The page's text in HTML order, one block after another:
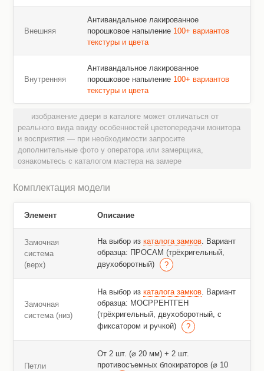
Внешняя
Антивандальное лакированное
порошковое напыление 100+ вариантов
текстуры и цвета
Внутренняя
Антивандальное лакированное
порошковое напыление 100+ вариантов
текстуры и цвета
изображение двери в каталоге может отличаться от
реального вида ввиду особенностей цветопередачи монитора
и восприятия — при необходимости запросите
дополнительные фото у оператора или замерщика,
ознакомьтесь с каталогом мастера на замере
Комплектация модели
Элемент Описание
Замочная
система
(верх)
На выбор из каталога замков. Вариант
образца: ПРОСАМ (трёхригельный,
двухоборотный)
Замочная
система (низ)
На выбор из каталога замков. Вариант
образца: МОСРРЕНТГЕН
(трёхригельный, двухоборотный, с
фиксатором и ручкой)
Петли
От 2 шт. (⌀ 20 мм) + 2 шт.
противосъемных блокираторов (⌀ 10